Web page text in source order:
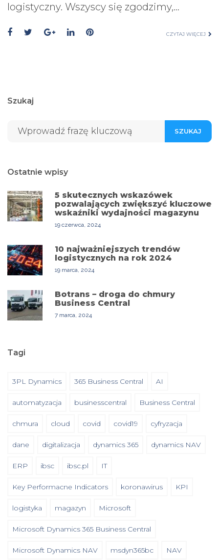
logistyczny. Wszyscy się zgodzimy,…
CZYTAJ WIĘCEJ
Szukaj
SZUKAJ
Ostatnie wpisy
5 skutecznych wskazówek
pozwalających zwiększyć kluczowe
wskaźniki wydajności magazynu
19 czerwca, 2024
10 najważniejszych trendów
logistycznych na rok 2024
19 marca, 2024
Botrans – droga do chmury
Business Central
7 marca, 2024
Tagi
3PL Dynamics 365 Business Central AI
automatyzacja businesscentral Business Central
chmura cloud covid covid19 cyfryzacja
dane digitalizacja dynamics 365 dynamics NAV
ERP ibsc ibsc.pl IT
Key Performacne Indicators koronawirus KPI
logistyka magazyn Microsoft
Microsoft Dynamics 365 Business Central
Microsoft Dynamics NAV msdyn365bc NAV